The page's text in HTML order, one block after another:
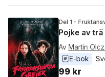
Del 1 -
Pojke av trä
Av Martin
E-bok
99 kr